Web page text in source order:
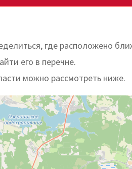
где расположено
его в перечне.
можно рассмотреть ниже.